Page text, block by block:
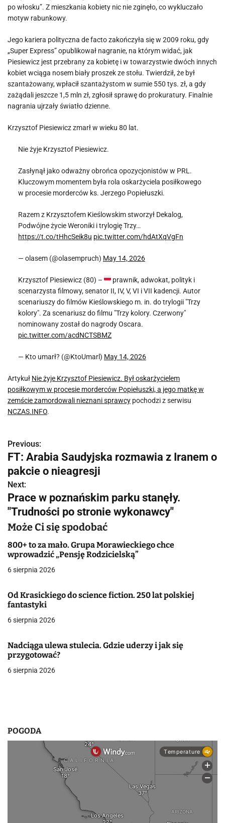
po włosku”. Z mieszkania kobiety nic nie zginęło, co wykluczało
motyw rabunkowy.
Jego kariera polityczna de facto zakończyła się w 2009 roku, gdy
„Super Express” opublikował nagranie, na którym widać, jak
Piesiewicz jest przebrany za kobietę i w towarzystwie dwóch innych
kobiet wciąga nosem biały proszek ze stołu. Twierdził, że był
szantażowany, wpłacił szantażystom w sumie 550 tys. zł, a gdy
zażądali jeszcze 1,5 mln zł, zgłosił sprawę do prokuratury. Finalnie
nagrania ujrzały światło dzienne.
Krzysztof Piesiewicz zmarł w wieku 80 lat.
Nie żyje Krzysztof Piesiewicz.
Zasłynął jako odważny obrońca opozycjonistów w PRL.
Kluczowym momentem była rola oskarżyciela posiłkowego
w procesie morderców ks. Jerzego Popiełuszki.
Razem z Krzysztofem Kieślowskim stworzył Dekalog,
Podwójne życie Weroniki i trylogię Trzy…
https://t.co/tHhcSeik8u pic.twitter.com/hdAtXqVgFn
— olasem (@olasempruch) May 14, 2026
Krzysztof Piesiewicz (80) –
prawnik, adwokat, polityk i
scenarzysta filmowy, senator II, IV, V, VI i VII kadencji. Autor
scenariuszy do filmów Kieślowskiego m. in. do trylogii "Trzy
kolory". Za scenariusz do filmu "Trzy kolory. Czerwony"
nominowany został do nagrody Oscara.
pic.twitter.com/acdNCTSBMZ
— Kto umarł? (@KtoUmarl) May 14, 2026
Artykuł Nie żyje Krzysztof Piesiewicz. Był oskarżycielem
posiłkowym w procesie morderców Popiełuszki, a jego matkę w
zemście zamordowali nieznani sprawcy pochodzi z serwisu
NCZAS.INFO.
N
a
w
i
g
a
c
a
w
i
s
Previous:
FT: Arabia Saudyjska rozmawia z Iranem o
pakcie o nieagresji
Next:
Prace w poznańskim parku stanęły.
"Trudności po stronie wykonawcy"
Może Ci się spodobać
800+ to za mało. Grupa Morawieckiego chce
wprowadzić „Pensję Rodzicielską”
6 sierpnia 2026
Od Krasickiego do science fiction. 250 lat polskiej
fantastyki
6 sierpnia 2026
Nadciąga ulewa stulecia. Gdzie uderzy i jak się
przygotować?
6 sierpnia 2026
POGODA